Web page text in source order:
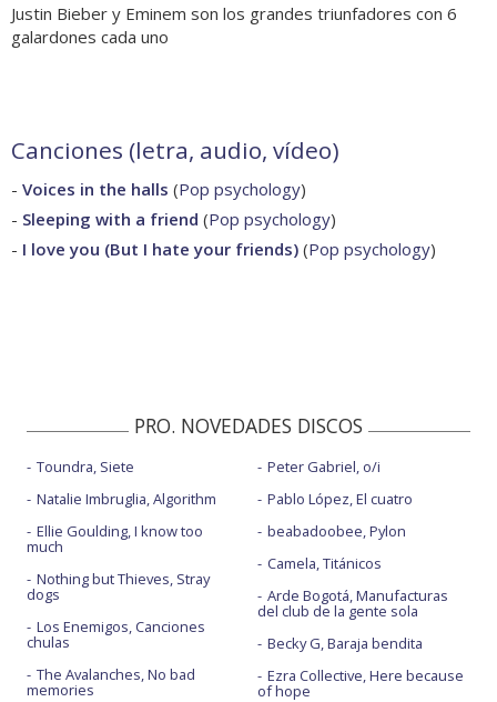
Justin Bieber y Eminem son los grandes triunfadores con 6
galardones cada uno
Canciones (letra, audio, vídeo)
- Voices in the halls (Pop psychology)
- Sleeping with a friend (Pop psychology)
- I love you (But I hate your friends) (Pop psychology)
PRO. NOVEDADES DISCOS
Toundra, Siete
Natalie Imbruglia, Algorithm
Ellie Goulding, I know too
much
Nothing but Thieves, Stray
dogs
Los Enemigos, Canciones
chulas
The Avalanches, No bad
memories
Peter Gabriel, o/i
Pablo López, El cuatro
beabadoobee, Pylon
Camela, Titánicos
Arde Bogotá, Manufacturas
del club de la gente sola
Becky G, Baraja bendita
Ezra Collective, Here because
of hope